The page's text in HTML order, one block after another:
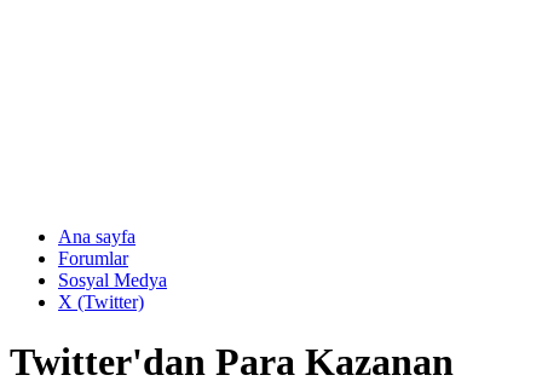
Ana sayfa
Forumlar
Sosyal Medya
X (Twitter)
Twitter'dan Para Kazanan